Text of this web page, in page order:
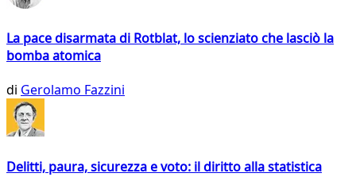
La pace disarmata di Rotblat, lo scienziato che lasciò la
bomba atomica
di Gerolamo Fazzini
Delitti, paura, sicurezza e voto: il diritto alla statistica